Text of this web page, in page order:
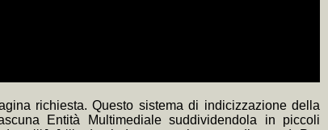
richiesta. Questo sistema di indicizzazione della
Entità Multimediale suddividendola in piccoli